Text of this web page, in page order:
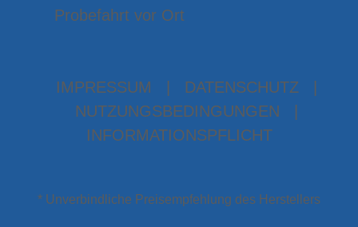
Probefahrt vor Ort
IMPRESSUM DATENSCHUTZ
NUTZUNGSBEDINGUNGEN
INFORMATIONSPFLICHT
* Unverbindliche Preisempfehlung des Herstellers